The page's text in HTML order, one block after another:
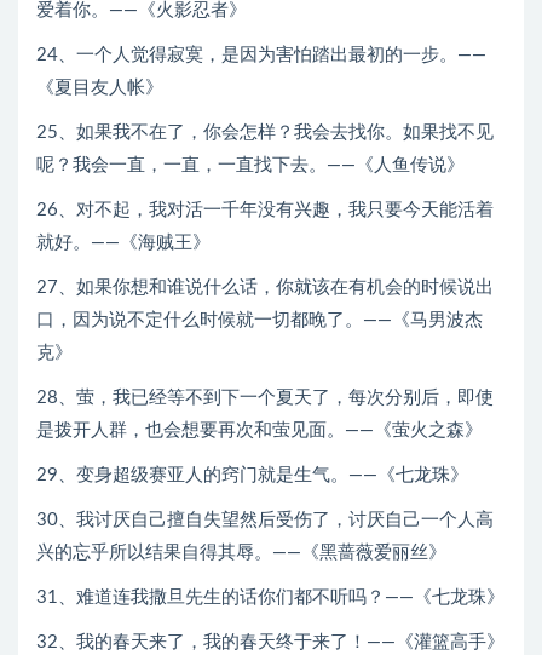
爱着你。——《火影忍者》
24、一个人觉得寂寞，是因为害怕踏出最初的一步。——
《夏目友人帐》
25、如果我不在了，你会怎样？我会去找你。如果找不见
呢？我会一直，一直，一直找下去。——《人鱼传说》
26、对不起，我对活一千年没有兴趣，我只要今天能活着
就好。——《海贼王》
27、如果你想和谁说什么话，你就该在有机会的时候说出
口，因为说不定什么时候就一切都晚了。——《马男波杰
克》
28、萤，我已经等不到下一个夏天了，每次分别后，即使
是拨开人群，也会想要再次和萤见面。——《萤火之森》
29、变身超级赛亚人的窍门就是生气。——《七龙珠》
30、我讨厌自己擅自失望然后受伤了，讨厌自己一个人高
兴的忘乎所以结果自得其辱。——《黑蔷薇爱丽丝》
31、难道连我撒旦先生的话你们都不听吗？——《七龙珠》
32、我的春天来了，我的春天终于来了！——《灌篮高手》